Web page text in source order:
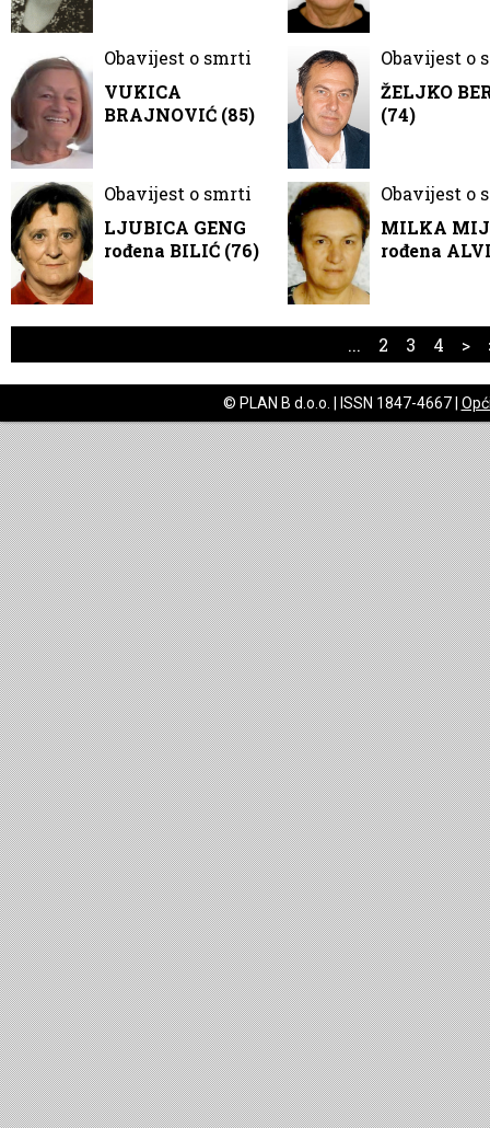
Obavijest o smrti
VUKICA
BRAJNOVIĆ (85)
Obavijest o
ŽELJKO
(74)
Obavijest o smrti
LJUBICA GENG
rođena BILIĆ (76)
Obavijest o
MILKA
rođena
... 2 3 4 >
© PLAN B d.o.o. | ISSN 1847-4667 |